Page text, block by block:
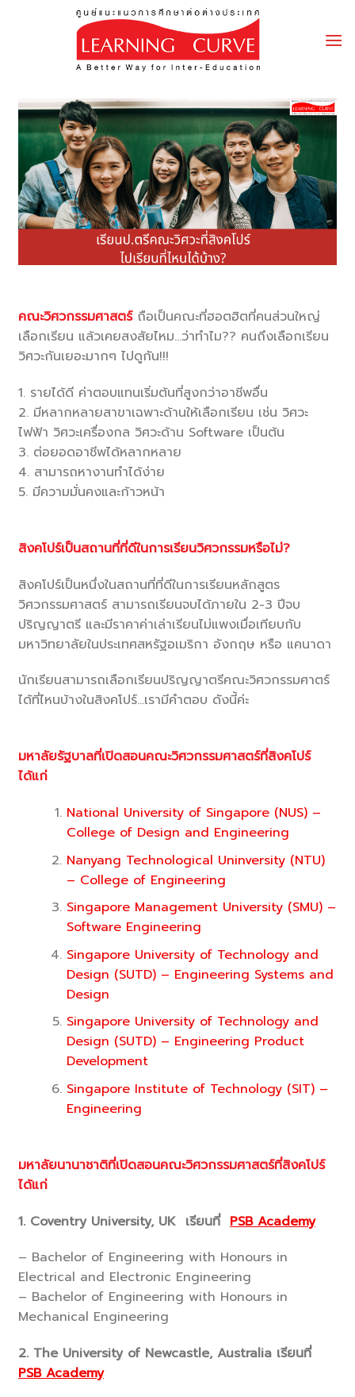
คณะวิศวกรรมศาสตร์ ถือเป็นคณะที่ฮอตฮิตที่คนส่วนใหญ่
เลือกเรียน แล้วเคยสงสัยไหม…ว่าทำไม?? คนถึงเลือกเรียน
วิศวะกันเยอะมากๆ ไปดูกัน!!!
1. รายได้ดี ค่าตอบแทนเริ่มต้นที่สูงกว่าอาชีพอื่น
2. มีหลากหลายสาขาเฉพาะด้านให้เลือกเรียน เช่น วิศวะ
ไฟฟ้า วิศวะเครื่องกล วิศวะด้าน Software เป็นต้น
3. ต่อยอดอาชีพได้หลากหลาย
4. สามารถหางานทำได้ง่าย
5. มีความมั่นคงและก้าวหน้า
สิงคโปร์เป็นสถานที่ที่ดีในการเรียนวิศวกรรมหรือไม่?
สิงคโปร์เป็นหนึ่งในสถานที่ที่ดีในการเรียนหลักสูตร
วิศวกรรมศาสตร์ สามารถเรียนจบได้ภายใน 2-3 ปีจบ
ปริญญาตรี และมีราคาค่าเล่าเรียนไม่แพงเมื่อเทียบกับ
มหาวิทยาลัยในประเทศสหรัฐอเมริกา อังกฤษ หรือ แคนาดา
นักเรียนสามารถเลือกเรียนปริญญาตรีคณะวิศวกรรมศาตร์
ได้ที่ไหนบ้างในสิงคโปร์…เรามีคำตอบ ดังนี้ค่ะ
มหาลัยรัฐบาลที่เปิดสอนคณะวิศวกรรมศาสตร์ที่สิงคโปร์
ได้แก่
National University of Singapore (NUS) –
College of Design and Engineering
Nanyang Technological Uninversity (NTU)
– College of Engineering
Singapore Management University (SMU) –
Software Engineering
Singapore University of Technology and
Design (SUTD) – Engineering Systems and
Design
Singapore University of Technology and
Design (SUTD) – Engineering Product
Development
Singapore Institute of Technology (SIT) –
Engineering
มหาลัยนานาชาติที่เปิดสอนคณะวิศวกรรมศาสตร์ที่สิงคโปร์
ได้แก่
1. Coventry University, UK เรียนที่ PSB Academy
– Bachelor of Engineering with Honours in
Electrical and Electronic Engineering
– Bachelor of Engineering with Honours in
Mechanical Engineering
2. The University of Newcastle, Australia เรียนที่
PSB Academy